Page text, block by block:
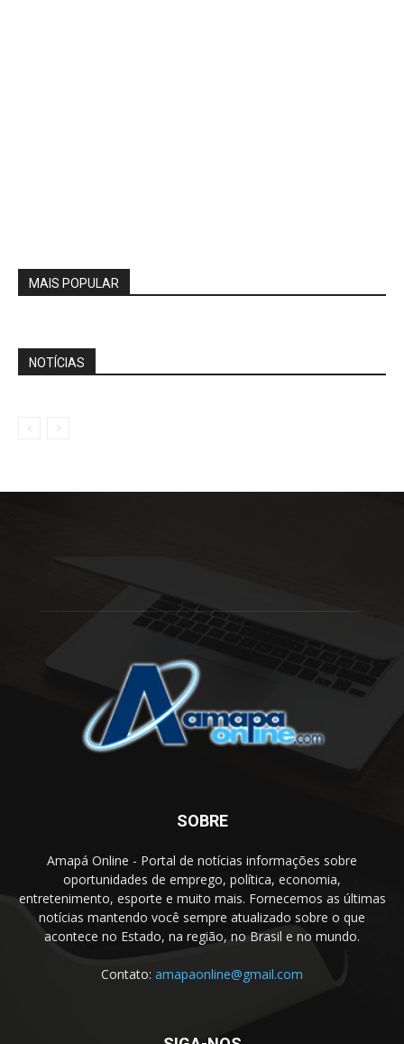
MAIS POPULAR
NOTÍCIAS
SOBRE
Amapá Online - Portal de notícias informações sobre
oportunidades de emprego, política, economia,
entretenimento, esporte e muito mais. Fornecemos as últimas
notícias mantendo você sempre atualizado sobre o que
acontece no Estado, na região, no Brasil e no mundo.
Contato: amapaonline@gmail.com